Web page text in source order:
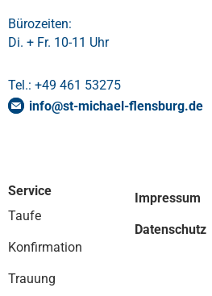
Bürozeiten:
Di. + Fr. 10-11 Uhr
Tel.: +49 461 53275
info@st-michael-flensburg.de
Service
Taufe
Konfirmation
Trauung
Impressum
Datenschutz